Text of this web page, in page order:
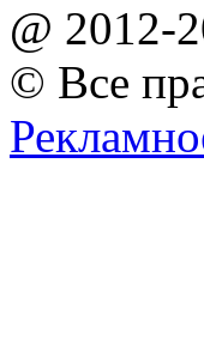
@ 2012-
© Все